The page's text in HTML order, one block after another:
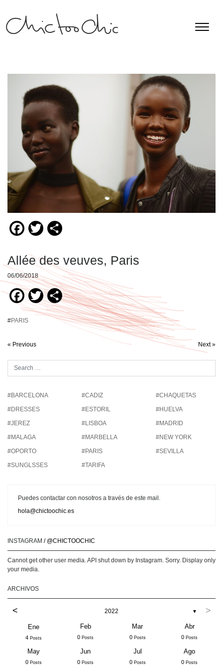
Facebook
Twitter
Allée des veuves, Paris
06/06/2018
Facebook
TwitterCompartir
#PARIS
« Previous Next »
#BARCELONA #CADIZ
#CHAQUETAS
#DRESSES
#ESTORIL
#HUELVA
#JEREZ
#LISBOA
#MADRID
#MALAGA
#MARBELLA
#NEW YORK
#OPORTO
#PARIS
#SEVILLA
#SUNGLSSES
#TARIFA
Puedes contactar con nosotros a través de este mail.
hola@chictoochic.es
INSTAGRAM / @CHICTOOCHIC
Cannot get other user media. API shut down by Instagram. Sorry. Display only
your media.
ARCHIVOS
< 2022 ▼ >
Ene
4 Posts
Feb
0 Posts
Mar
0 Posts
Abr
0 Posts
May
0 Posts
Jun
0 Posts
Jul
0 Posts
Ago
0 Posts